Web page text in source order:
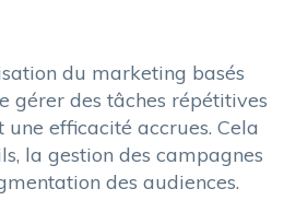
du marketing basés
gérer des tâches répétitives
efficacité accrues. Cela
la gestion des campagnes
des audiences.